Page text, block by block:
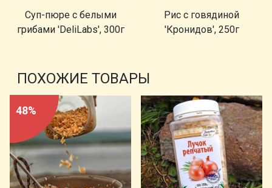
Суп-пюре с белыми
грибами 'DeliLabs', 300г
Рис с говядиной
'Кронидов', 250г
ПОХОЖИЕ ТОВАРЫ
48%